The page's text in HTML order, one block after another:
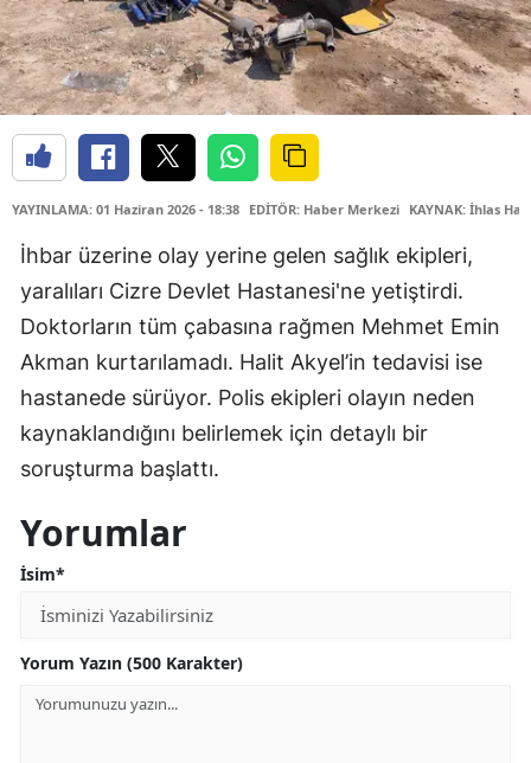
YAYINLAMA: 01 Haziran 2026 - 18:38 EDİTÖR: Haber Merkezi KAYNAK: İhlas
İhbar üzerine olay yerine gelen sağlık ekipleri,
yaralıları Cizre Devlet Hastanesi'ne yetiştirdi.
Doktorların tüm çabasına rağmen Mehmet Emin
Akman kurtarılamadı. Halit Akyel’in tedavisi ise
hastanede sürüyor. Polis ekipleri olayın neden
kaynaklandığını belirlemek için detaylı bir
soruşturma başlattı.
Yorumlar
İsim*
Yorum Yazın (500 Karakter)